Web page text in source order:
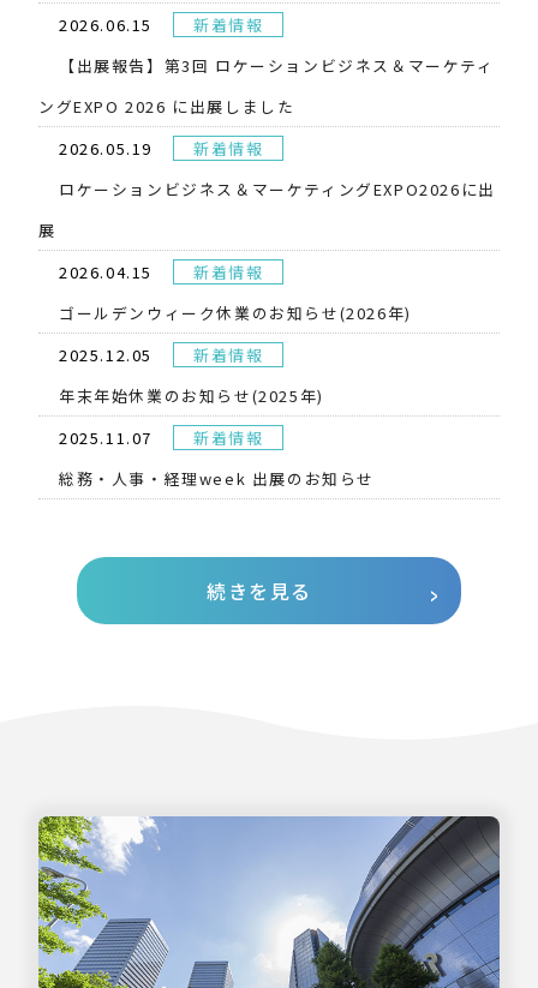
2026.06.15
新着情報
【出展報告】第3回 ロケーションビジネス＆マーケティ
ングEXPO 2026 に出展しました
2026.05.19
新着情報
​ロケーションビジネス＆マーケティングEXPO2026に出
展
2026.04.15
新着情報
ゴールデンウィーク休業のお知らせ(2026年)
2025.12.05
新着情報
年末年始休業のお知らせ(2025年)
2025.11.07
新着情報
総務・人事・経理week 出展のお知らせ
続きを見る